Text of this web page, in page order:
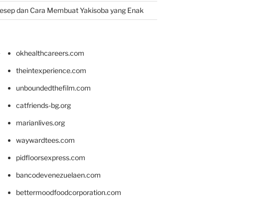
dan Cara Membuat Yakisoba yang Enak
okhealthcareers.com
theintexperience.com
unboundedthefilm.com
catfriends-bg.org
marianlives.org
waywardtees.com
pidfloorsexpress.com
bancodevenezuelaen.com
bettermoodfoodcorporation.com